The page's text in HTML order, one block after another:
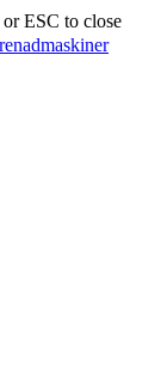
ESC to close